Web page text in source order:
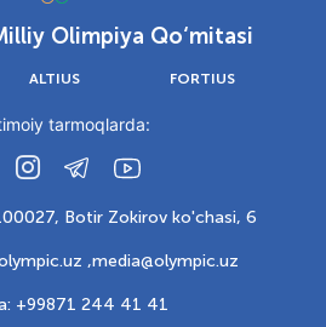
Olimpiya Qo‘mitasi
ALTIUS FORTIUS
tarmoqlarda:
Botir Zokirov ko'chasi, 6
,media@olympic.uz
+99871 244 41 41